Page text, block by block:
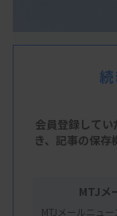
会員登録して
き、 記事の保存
MTJメ
MTJメールニュ